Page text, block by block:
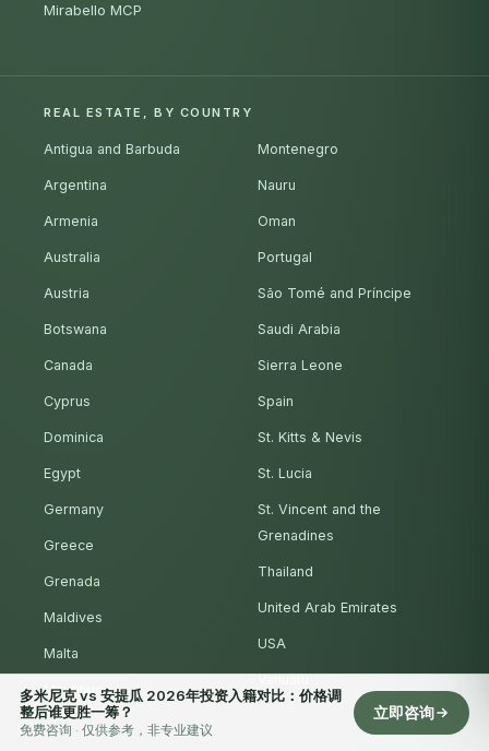
多米尼克 vs 安提瓜 2026年投资入籍对比：价格调
整后谁更胜一筹？
免费咨询 · 仅供参考，非专业建议
立即咨询
Mirabello MCP
REAL ESTATE, BY COUNTRY
Antigua and Barbuda
Argentina
Armenia
Australia
Austria
Botswana
Canada
Cyprus
Dominica
Egypt
Germany
Greece
Grenada
Maldives
Malta
Mauritius
Montenegro
Nauru
Oman
Portugal
São Tomé and Príncipe
Saudi Arabia
Sierra Leone
Spain
St. Kitts & Nevis
St. Lucia
St. Vincent and the
Grenadines
Thailand
United Arab Emirates
USA
Vanuatu